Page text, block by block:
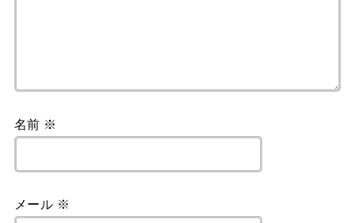
名前 ※
メール ※